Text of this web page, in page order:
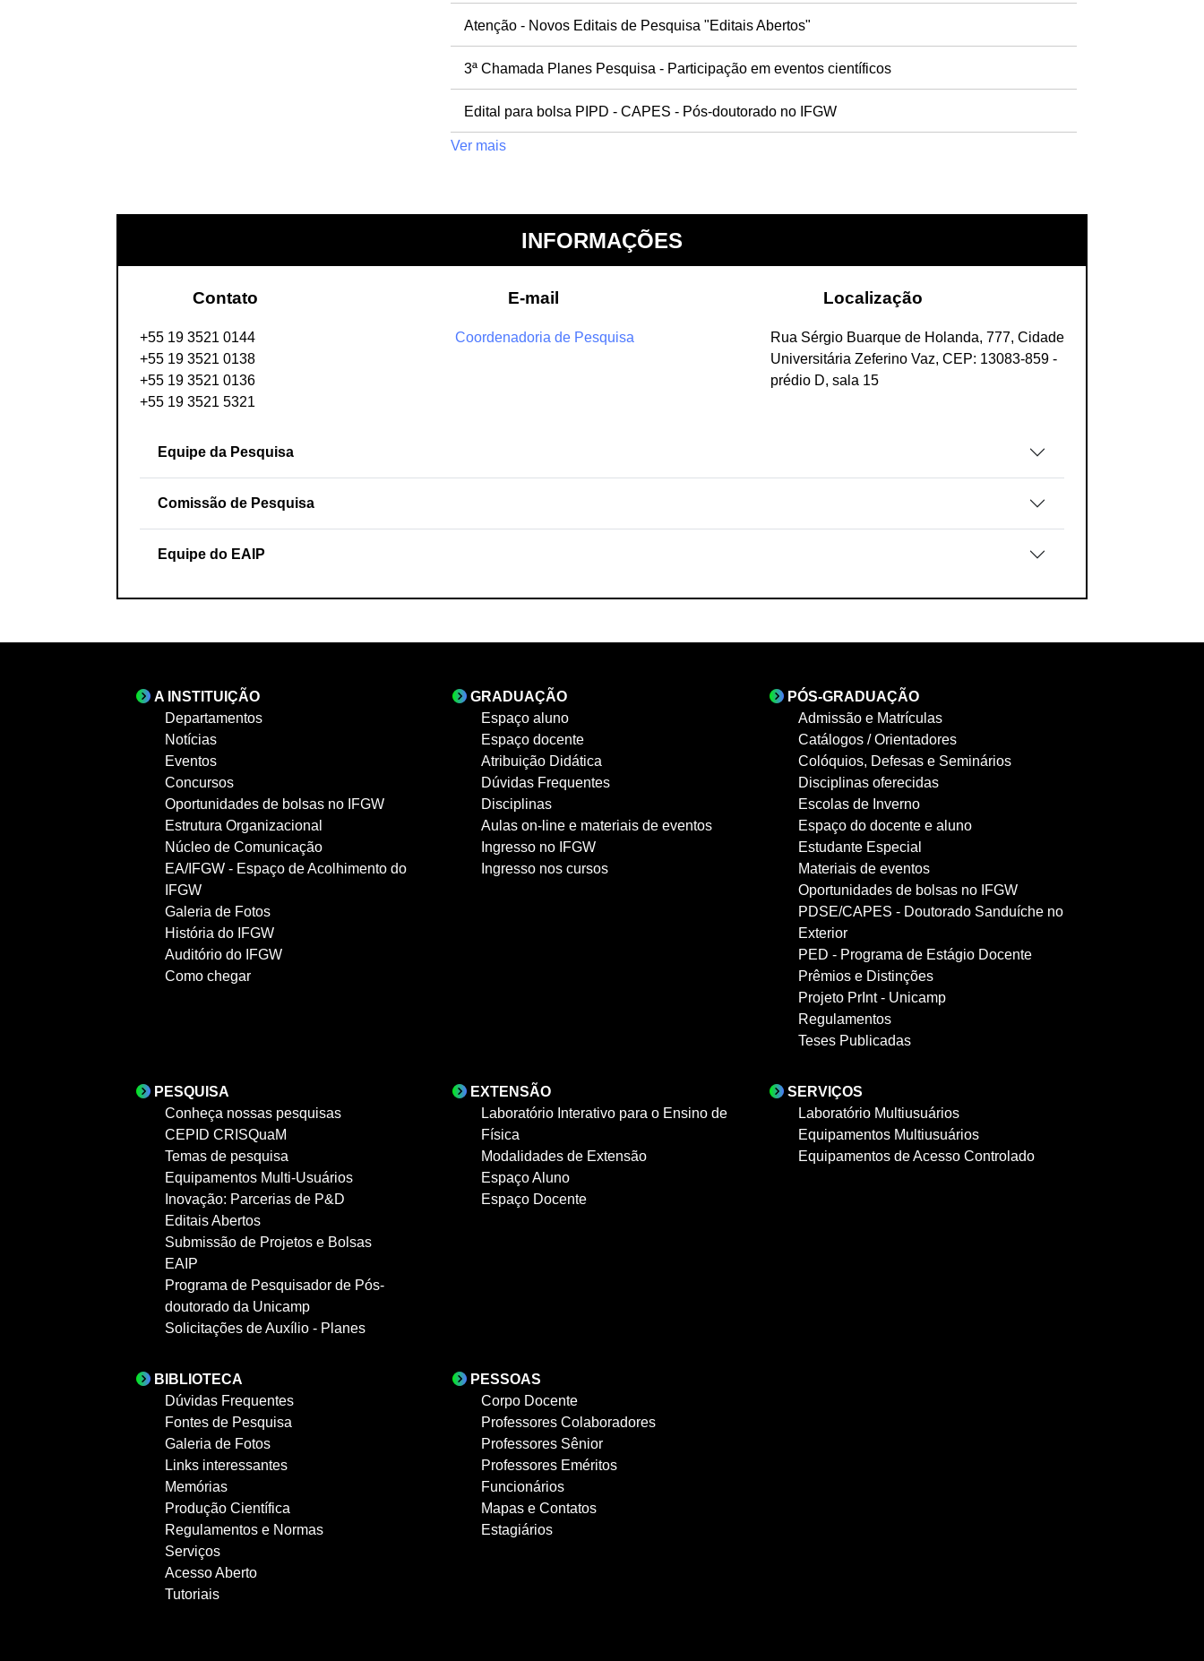
Atenção - Novos Editais de Pesquisa "Editais Abertos"
3ª Chamada Planes Pesquisa - Participação em eventos científicos
Edital para bolsa PIPD - CAPES - Pós-doutorado no IFGW
Ver mais
INFORMAÇÕES
Contato
+55 19 3521 0144
+55 19 3521 0138
+55 19 3521 0136
+55 19 3521 5321
E-mail
Coordenadoria de Pesquisa
Localização
Rua Sérgio Buarque de Holanda, 777, Cidade
Universitária Zeferino Vaz, CEP: 13083-859 -
prédio D, sala 15
Equipe da Pesquisa
Comissão de Pesquisa
Equipe do EAIP
A INSTITUIÇÃO
Departamentos
Notícias
Eventos
Concursos
Oportunidades de bolsas no IFGW
Estrutura Organizacional
Núcleo de Comunicação
EA/IFGW - Espaço de Acolhimento do
IFGW
Galeria de Fotos
História do IFGW
Auditório do IFGW
Como chegar
GRADUAÇÃO
Espaço aluno
Espaço docente
Atribuição Didática
Dúvidas Frequentes
Disciplinas
Aulas on-line e materiais de eventos
Ingresso no IFGW
Ingresso nos cursos
PÓS-GRADUAÇÃO
Admissão e Matrículas
Catálogos / Orientadores
Colóquios, Defesas e Seminários
Disciplinas oferecidas
Escolas de Inverno
Espaço do docente e aluno
Estudante Especial
Materiais de eventos
Oportunidades de bolsas no IFGW
PDSE/CAPES - Doutorado Sanduíche no
Exterior
PED - Programa de Estágio Docente
Prêmios e Distinções
Projeto PrInt - Unicamp
Regulamentos
Teses Publicadas
PESQUISA
Conheça nossas pesquisas
CEPID CRISQuaM
Temas de pesquisa
Equipamentos Multi-Usuários
Inovação: Parcerias de P&D
Editais Abertos
Submissão de Projetos e Bolsas
EAIP
Programa de Pesquisador de Pós-
doutorado da Unicamp
Solicitações de Auxílio - Planes
EXTENSÃO
Laboratório Interativo para o Ensino de
Física
Modalidades de Extensão
Espaço Aluno
Espaço Docente
SERVIÇOS
Laboratório Multiusuários
Equipamentos Multiusuários
Equipamentos de Acesso Controlado
BIBLIOTECA
Dúvidas Frequentes
Fontes de Pesquisa
Galeria de Fotos
Links interessantes
Memórias
Produção Científica
Regulamentos e Normas
Serviços
Acesso Aberto
Tutoriais
PESSOAS
Corpo Docente
Professores Colaboradores
Professores Sênior
Professores Eméritos
Funcionários
Mapas e Contatos
Estagiários